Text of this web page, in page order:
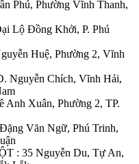
Phú, Phường Vĩnh Thanh,
Lộ Đồng Khởi, P. Phú
Huệ, Phường 2, Vĩnh
Nguyễn Chích, Vĩnh Hải,
Xuân, Phường 2, TP.
Văn Ngữ, Phú Trinh,
: 35 Nguyễn Du, Tự An,